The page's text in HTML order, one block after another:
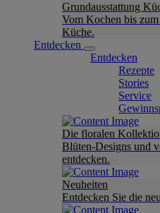
Grundausstattung
Vom Kochen bis
Küche.
Entdecken
Entdecken
Rezepte
Stories
Service
Die floralen
Blüten-Designs und
entdecken.
Neuheiten
Entdecken Sie die